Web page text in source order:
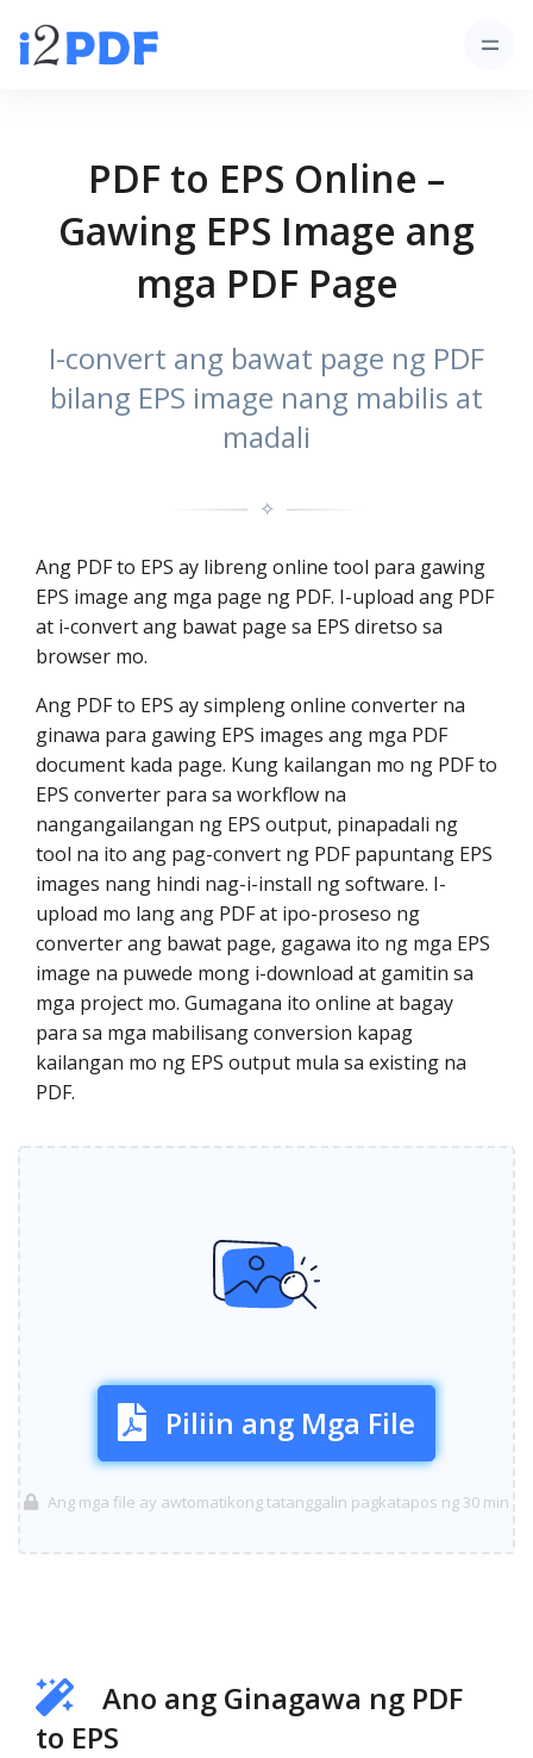
PDF to EPS Online –
Gawing EPS Image ang
mga PDF Page
I-convert ang bawat page ng PDF
bilang EPS image nang mabilis at
madali
✧
Ang PDF to EPS ay libreng online tool para gawing
EPS image ang mga page ng PDF. I-upload ang PDF
at i-convert ang bawat page sa EPS diretso sa
browser mo.
Ang PDF to EPS ay simpleng online converter na
ginawa para gawing EPS images ang mga PDF
document kada page. Kung kailangan mo ng PDF to
EPS converter para sa workflow na
nangangailangan ng EPS output, pinapadali ng
tool na ito ang pag-convert ng PDF papuntang EPS
images nang hindi nag-i-install ng software. I-
upload mo lang ang PDF at ipo-proseso ng
converter ang bawat page, gagawa ito ng mga EPS
image na puwede mong i-download at gamitin sa
mga project mo. Gumagana ito online at bagay
para sa mga mabilisang conversion kapag
kailangan mo ng EPS output mula sa existing na
PDF.
Piliin ang Mga File
Ang mga file ay awtomatikong tatanggalin pagkatapos ng 30 min
Ano ang Ginagawa ng PDF
to EPS